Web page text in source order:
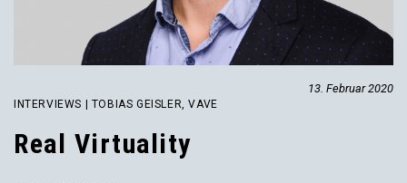
13. Februar 2020
INTERVIEWS | TOBIAS GEISLER, VAVE
Real Virtuality